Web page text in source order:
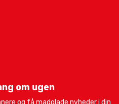
om ugen
og få madglade nyheder i din